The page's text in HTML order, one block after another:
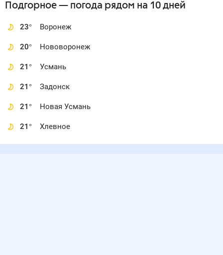
Подгорное— погода рядом на 10 дней
23° Воронеж
20° Нововоронеж
21° Усмань
21° Задонск
21° Новая Усмань
21° Хлевное